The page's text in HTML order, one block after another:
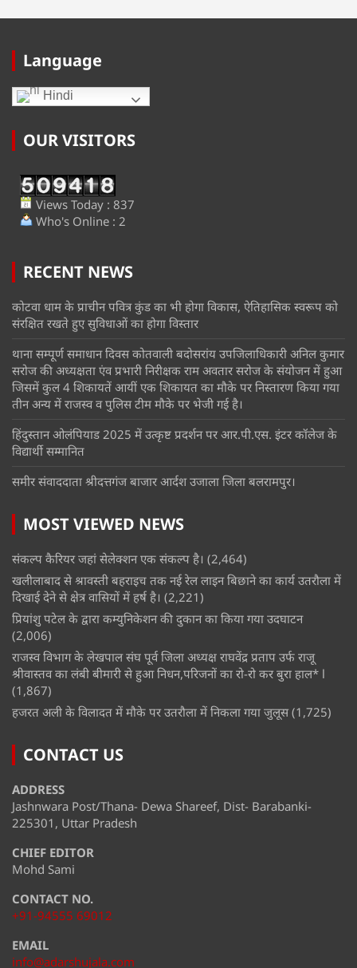
Language
Hindi
OUR VISITORS
Views Today : 837
Who's Online : 2
RECENT NEWS
कोटवा धाम के प्राचीन पवित्र कुंड का भी होगा विकास, ऐतिहासिक स्वरूप को
संरक्षित रखते हुए सुविधाओं का होगा विस्तार
थाना सम्पूर्ण समाधान दिवस कोतवाली बदोसरांय उपजिलाधिकारी अनिल कुमार
सरोज की अध्यक्षता एंव प्रभारी निरीक्षक राम अवतार सरोज के संयोजन में हुआ
जिसमें कुल 4 शिकायतें आयीं एक शिकायत का मौके पर निस्तारण किया गया
तीन अन्य में राजस्व व पुलिस टीम मौके पर भेजी गई है।
हिंदुस्तान ओलंपियाड 2025 में उत्कृष्ट प्रदर्शन पर आर.पी.एस. इंटर कॉलेज के
विद्यार्थी सम्मानित
समीर संवाददाता श्रीदत्तगंज बाजार आर्दश उजाला जिला बलरामपुर।
MOST VIEWED NEWS
संकल्प कैरियर जहां सेलेक्शन एक संकल्प है। (2,464)
खलीलाबाद से श्रावस्ती बहराइच तक नई रेल लाइन बिछाने का कार्य उतरौला में
दिखाई देने से क्षेत्र वासियों में हर्ष है। (2,221)
प्रियांशु पटेल के द्वारा कम्युनिकेशन की दुकान का किया गया उदघाटन
(2,006)
राजस्व विभाग के लेखपाल संघ पूर्व जिला अध्यक्ष राघवेंद्र प्रताप उर्फ राजू
श्रीवास्तव का लंबी बीमारी से हुआ निधन,परिजनों का रो-रो कर बुरा हाल* l
(1,867)
हजरत अली के विलादत में मौके पर उतरौला में निकला गया जुलूस (1,725)
CONTACT US
ADDRESS
Jashnwara Post/Thana- Dewa Shareef, Dist- Barabanki-
225301, Uttar Pradesh
CHIEF EDITOR
Mohd Sami
CONTACT NO.
+91-94555 69012
EMAIL
info@adarshujala.com